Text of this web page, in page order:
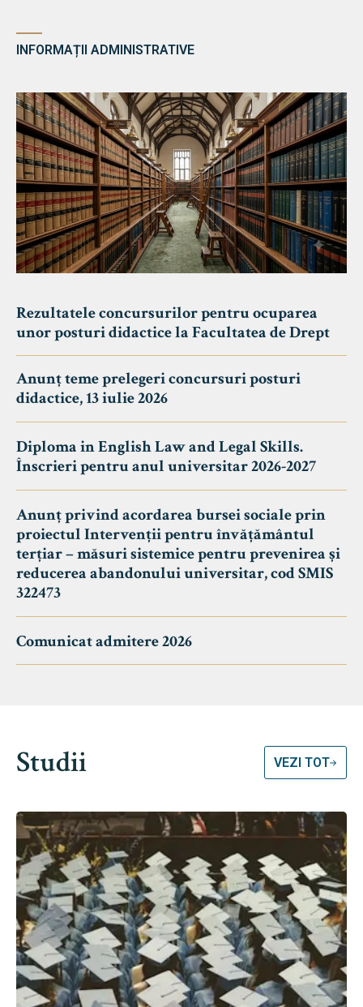
INFORMAȚII ADMINISTRATIVE
Rezultatele concursurilor pentru ocuparea
unor posturi didactice la Facultatea de Drept
Anunț teme prelegeri concursuri posturi
didactice, 13 iulie 2026
Diploma in English Law and Legal Skills.
Înscrieri pentru anul universitar 2026-2027
Anunț privind acordarea bursei sociale prin
proiectul Intervenții pentru învățământul
terțiar – măsuri sistemice pentru prevenirea și
reducerea abandonului universitar, cod SMIS
322473
Comunicat admitere 2026
Studii VEZI TOT